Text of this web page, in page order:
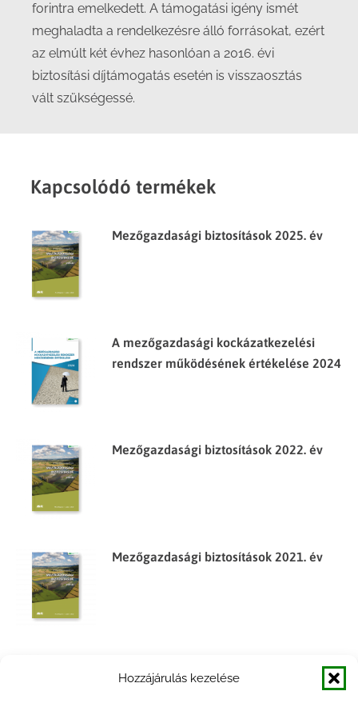
Hozzájárulás kezelése
forintra emelkedett. A támogatási igény ismét
meghaladta a rendelkezésre álló forrásokat, ezért
az elmúlt két évhez hasonlóan a 2016. évi
biztosítási díjtámogatás esetén is visszaosztás
vált szükségessé.
Kapcsolódó termékek
Mezőgazdasági biztosítások 2025. év
A mezőgazdasági kockázatkezelési
rendszer működésének értékelése 2024
Mezőgazdasági biztosítások 2022. év
Mezőgazdasági biztosítások 2021. év
Mezőgazdasági biztosítások 2020. év